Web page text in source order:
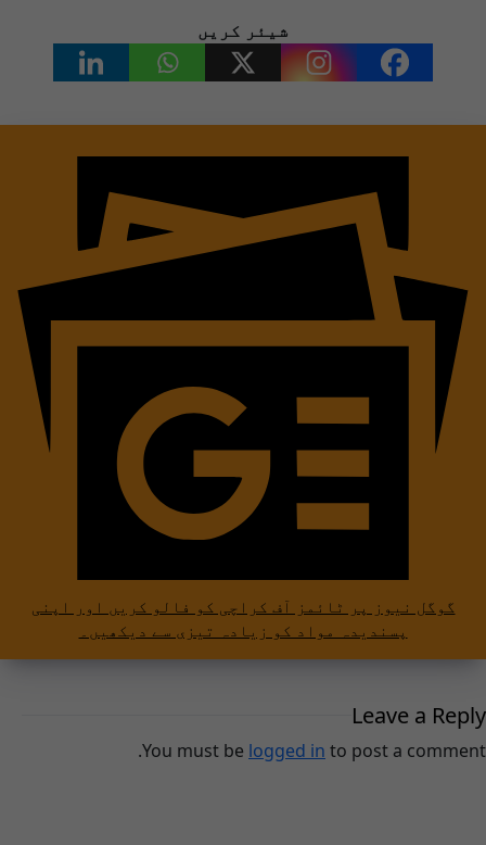
شیئر کریں
گوگل نیوز پر ٹائمز آف کراچی کو فالو کریں اور اپنی
پسندیدہ مواد کو زیادہ تیزی سے دیکھیں۔
Leave a Reply
You must be logged in to post a comment.